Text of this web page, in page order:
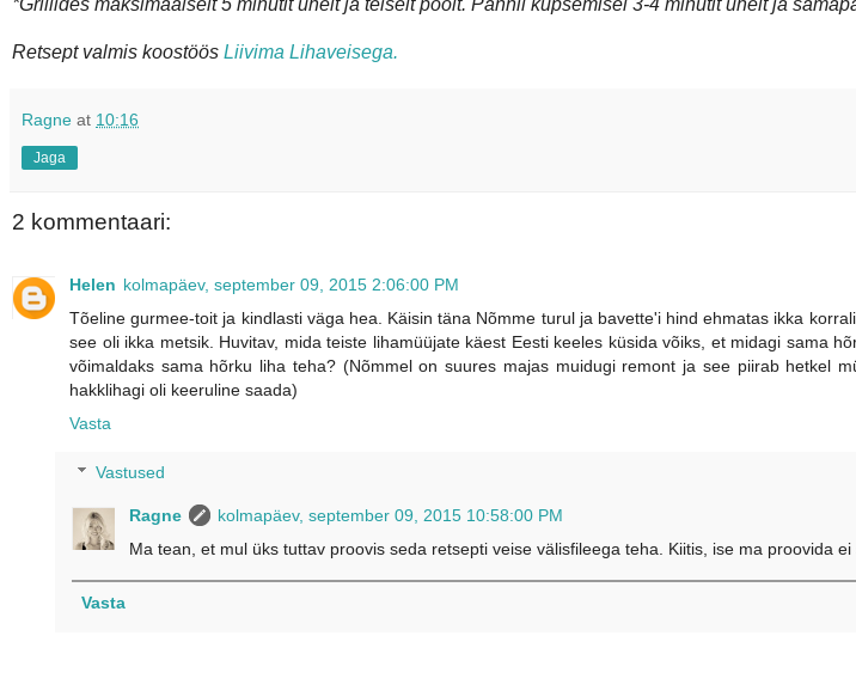
*Grillides maksimaalselt 5 minutit ühelt ja teiselt poolt. Pannil küpsemisel 3-4 minutit ühelt ja
Retsept valmis koostöös Liivima Lihaveisega.
Ragne at 10:16
Jaga
2 kommentaari:
Helen kolmapäev, september 09, 2015 2:06:00 PM
Tõeline gurmee-toit ja kindlasti väga hea. Käisin täna Nõmme turul ja bavette'i hind ehmatas ikka
see oli ikka metsik. Huvitav, mida teiste lihamüüjate käest Eesti keeles küsida võiks, et midagi sama
võimaldaks sama hõrku liha teha? (Nõmmel on suures majas muidugi remont ja see piirab hetkel
hakklihagi oli keeruline saada)
Vasta
Vastused
Ragne
kolmapäev, september 09, 2015 10:58:00 PM
Ma tean, et mul üks tuttav proovis seda retsepti veise välisfileega teha. Kiitis, ise ma proovida ei
Vasta